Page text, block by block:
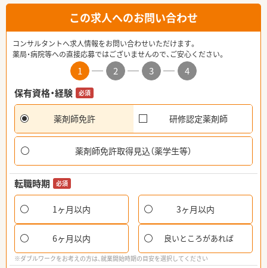
この求人へのお問い合わせ
コンサルタントへ求人情報をお問い合わせいただけます。
薬局・病院等への直接応募ではございませんので、ご安心ください。
1 2 3
4
保有資格・経験
必須
薬剤師免許 研修認定薬剤師
薬剤師免許取得見込（薬学生等）
転職時期 必須
1ヶ月以内 3ヶ月以内
6ヶ月以内 良いところがあれば
※ダブルワークをお考えの方は、就業開始時期の目安を選択してください